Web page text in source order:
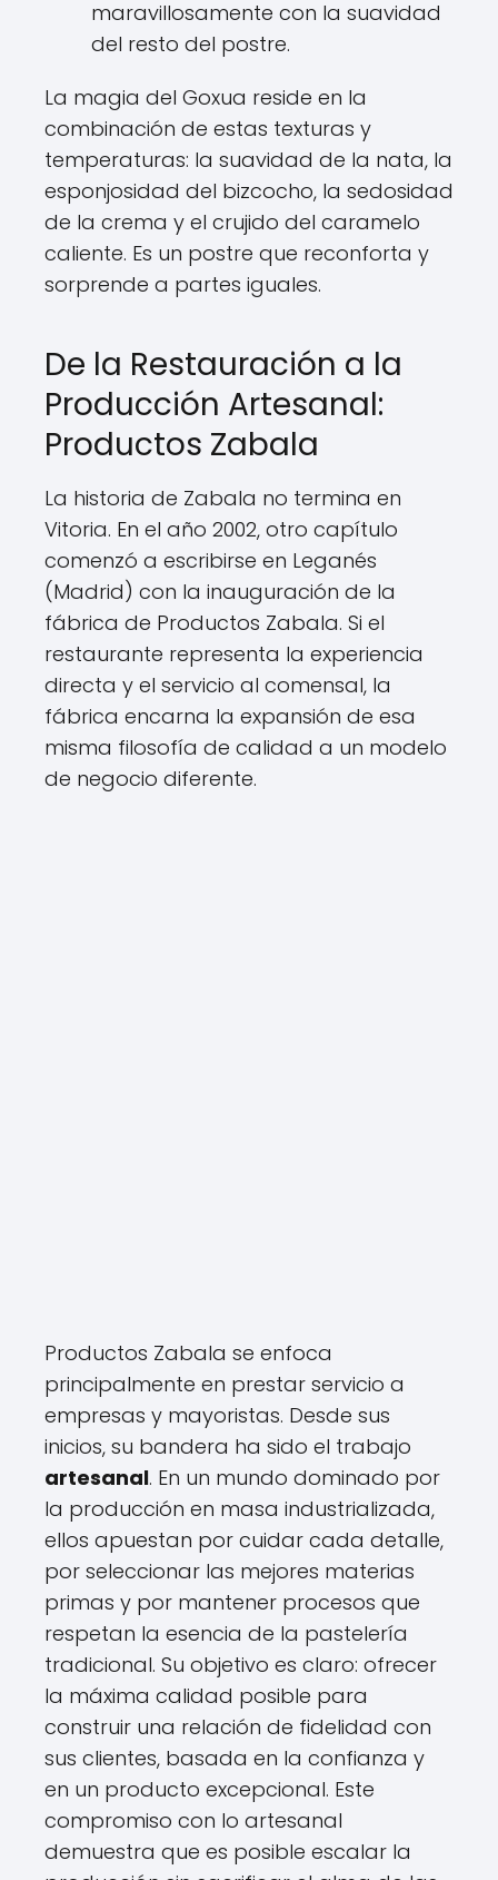
maravillosamente con la suavidad
del resto del postre.
La magia del Goxua reside en la
combinación de estas texturas y
temperaturas: la suavidad de la nata, la
esponjosidad del bizcocho, la sedosidad
de la crema y el crujido del caramelo
caliente. Es un postre que reconforta y
sorprende a partes iguales.
De la Restauración a la
Producción Artesanal:
Productos Zabala
La historia de Zabala no termina en
Vitoria. En el año 2002, otro capítulo
comenzó a escribirse en Leganés
(Madrid) con la inauguración de la
fábrica de Productos Zabala. Si el
restaurante representa la experiencia
directa y el servicio al comensal, la
fábrica encarna la expansión de esa
misma filosofía de calidad a un modelo
de negocio diferente.
Productos Zabala se enfoca
principalmente en prestar servicio a
empresas y mayoristas. Desde sus
inicios, su bandera ha sido el trabajo
artesanal. En un mundo dominado por
la producción en masa industrializada,
ellos apuestan por cuidar cada detalle,
por seleccionar las mejores materias
primas y por mantener procesos que
respetan la esencia de la pastelería
tradicional. Su objetivo es claro: ofrecer
la máxima calidad posible para
construir una relación de fidelidad con
sus clientes, basada en la confianza y
en un producto excepcional. Este
compromiso con lo artesanal
demuestra que es posible escalar la